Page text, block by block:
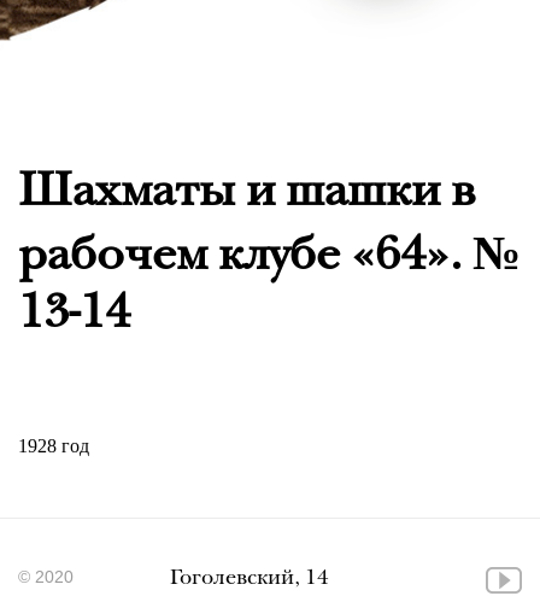
Шахматы и шашки в
рабочем клубе «64». №
13-14
1928 год
© 2020 Гоголевский, 14